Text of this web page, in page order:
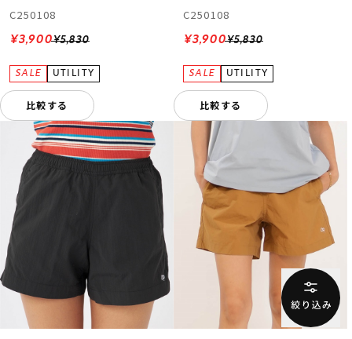
C250108
¥5,830
¥3,900
比較する
C250108
¥5,830
¥3,900
比較する